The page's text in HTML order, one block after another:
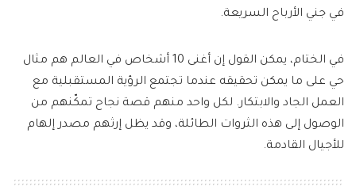
في جني الأرباح السريعة.
في الختام، يمكن القول إن أغنى 10 أشخاص في العالم هم مثال
حي على ما يمكن تحقيقه عندما تجتمع الرؤية المستقبلية مع
العمل الجاد والابتكار. لكل واحد منهم قصة نجاح تمكّنهم من
الوصول إلى هذه الثروات الطائلة، وقد يظل إرثهم مصدر إلهام
للأجيال القادمة.